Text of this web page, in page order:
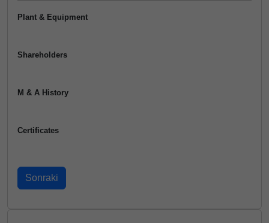
Plant & Equipment
Shareholders
M & A History
Certificates